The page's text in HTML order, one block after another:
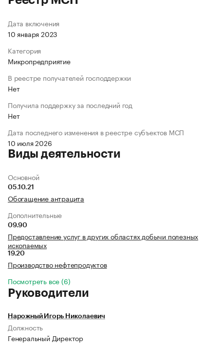
Дата включения
10 января 2023
Категория
Микропредприятие
В реестре получателей господдержки
Нет
Получила поддержку за последний год
Нет
Дата последнего изменения в реестре субъектов МСП
10 июля 2026
Виды деятельности
Основной
05.10.21
Обогащение антрацита
Дополнительные
09.90
Предоставление услуг в других областях добычи полезных
ископаемых
19.20
Производство нефтепродуктов
Посмотреть все (6)
Руководители
Нарожный Игорь Николаевич
Должность
Генеральный Директор